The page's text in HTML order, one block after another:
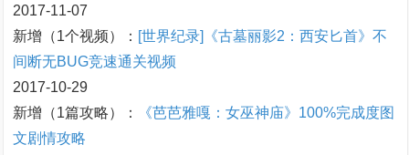
2017-11-07
新增（1个视频）： [世界纪录]《古墓丽影2：西安匕首》不
间断无BUG竞速通关视频
2017-10-29
新增（1篇攻略）：
《芭芭雅嘎：女巫神庙》100%完成度图
文剧情攻略